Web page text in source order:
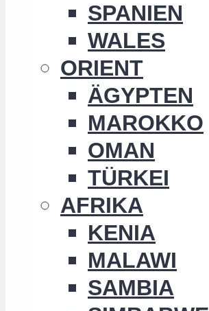
SPANIEN
WALES
ORIENT
ÄGYPTEN
MAROKKO
OMAN
TÜRKEI
AFRIKA
KENIA
MALAWI
SAMBIA